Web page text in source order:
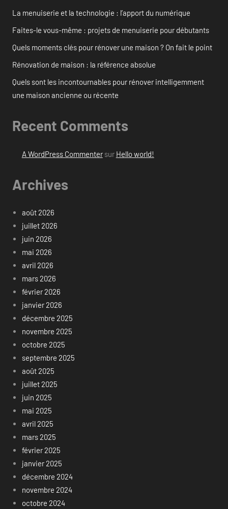
La menuiserie et la technologie : l’apport du numérique
Faites-le vous-même : projets de menuiserie pour débutants
Quels moments clés pour rénover une maison ? On fait le point
Rénovation de maison : la référence absolue
Quels sont les incontournables pour rénover intelligemment
une maison ancienne ou récente
Recent Comments
A WordPress Commentersur Hello world!
Archives
août 2026
juillet 2026
juin 2026
mai 2026
avril 2026
mars 2026
février 2026
janvier 2026
décembre 2025
novembre 2025
octobre 2025
septembre 2025
août 2025
juillet 2025
juin 2025
mai 2025
avril 2025
mars 2025
février 2025
janvier 2025
décembre 2024
novembre 2024
octobre 2024